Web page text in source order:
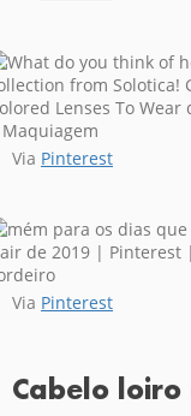
Via Pinterest
Via Pinterest
Cabelo loiro